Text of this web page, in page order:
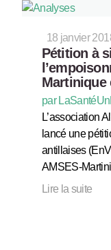
18 janvier
Pétition à
Martinique
par
L’association
lancé une
antillaises
AMSES-
Lire la suite